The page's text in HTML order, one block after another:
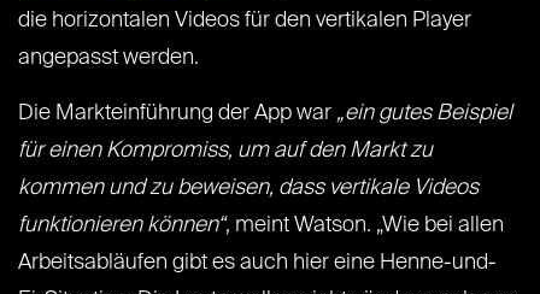
die horizontalen Videos für den vertikalen Player
angepasst werden.
Die Markteinführung der App war „ein gutes Beispiel
für einen Kompromiss, um auf den Markt zu
kommen und zu beweisen, dass vertikale Videos
funktionieren können“, meint Watson. „Wie bei allen
Arbeitsabläufen gibt es auch hier eine Henne-und-